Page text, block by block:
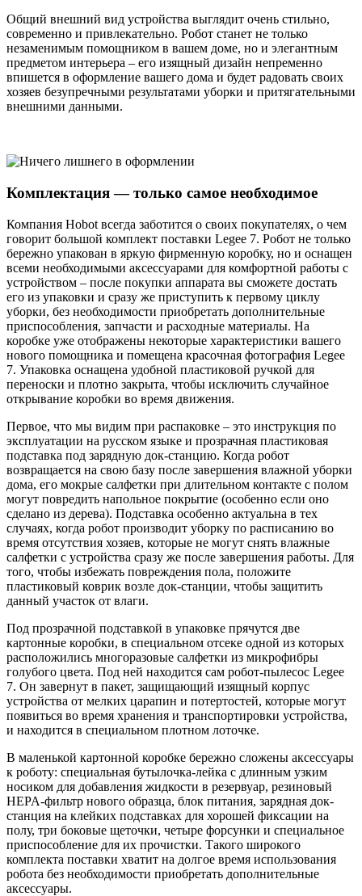
Общий внешний вид устройства выглядит очень стильно,
современно и привлекательно. Робот станет не только
незаменимым помощником в вашем доме, но и элегантным
предметом интерьера – его изящный дизайн непременно
впишется в оформление вашего дома и будет радовать своих
хозяев безупречными результатами уборки и притягательными
внешними данными.
Комплектация — только самое необходимое
Компания Hobot всегда заботится о своих покупателях, о чем
говорит большой комплект поставки Legee 7. Робот не только
бережно упакован в яркую фирменную коробку, но и оснащен
всеми необходимыми аксессуарами для комфортной работы с
устройством – после покупки аппарата вы сможете достать
его из упаковки и сразу же приступить к первому циклу
уборки, без необходимости приобретать дополнительные
приспособления, запчасти и расходные материалы. На
коробке уже отображены некоторые характеристики вашего
нового помощника и помещена красочная фотография Legee
7. Упаковка оснащена удобной пластиковой ручкой для
переноски и плотно закрыта, чтобы исключить случайное
открывание коробки во время движения.
Первое, что мы видим при распаковке – это инструкция по
эксплуатации на русском языке и прозрачная пластиковая
подставка под зарядную док-станцию. Когда робот
возвращается на свою базу после завершения влажной уборки
дома, его мокрые салфетки при длительном контакте с полом
могут повредить напольное покрытие (особенно если оно
сделано из дерева). Подставка особенно актуальна в тех
случаях, когда робот производит уборку по расписанию во
время отсутствия хозяев, которые не могут снять влажные
салфетки с устройства сразу же после завершения работы. Для
того, чтобы избежать повреждения пола, положите
пластиковый коврик возле док-станции, чтобы защитить
данный участок от влаги.
Под прозрачной подставкой в упаковке прячутся две
картонные коробки, в специальном отсеке одной из которых
расположились многоразовые салфетки из микрофибры
голубого цвета. Под ней находится сам робот-пылесос Legee
7. Он завернут в пакет, защищающий изящный корпус
устройства от мелких царапин и потертостей, которые могут
появиться во время хранения и транспортировки устройства,
и находится в специальном плотном лоточке.
В маленькой картонной коробке бережно сложены аксессуары
к роботу: специальная бутылочка-лейка с длинным узким
носиком для добавления жидкости в резервуар, резиновый
HEPA-фильтр нового образца, блок питания, зарядная док-
станция на клейких подставках для хорошей фиксации на
полу, три боковые щеточки, четыре форсунки и специальное
приспособление для их прочистки. Такого широкого
комплекта поставки хватит на долгое время использования
робота без необходимости приобретать дополнительные
аксессуары.